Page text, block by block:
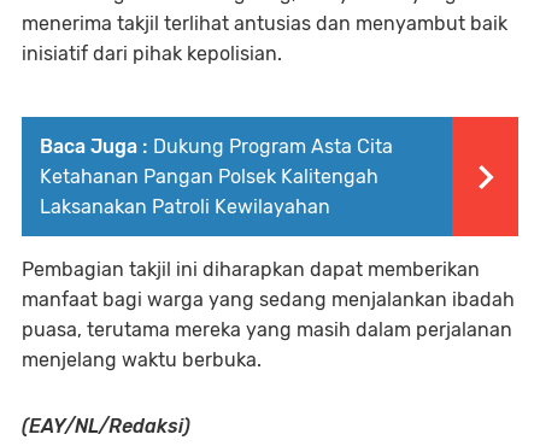
menerima takjil terlihat antusias dan menyambut baik
inisiatif dari pihak kepolisian.
Baca Juga : Dukung Program Asta Cita
Ketahanan Pangan Polsek Kalitengah
Laksanakan Patroli Kewilayahan
Pembagian takjil ini diharapkan dapat memberikan
manfaat bagi warga yang sedang menjalankan ibadah
puasa, terutama mereka yang masih dalam perjalanan
menjelang waktu berbuka.
(EAY/NL/Redaksi)